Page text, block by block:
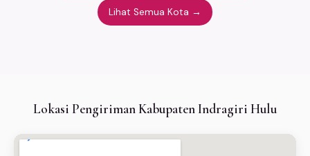
Lihat Semua Kota →
Lokasi Pengiriman Kabupaten Indragiri Hulu